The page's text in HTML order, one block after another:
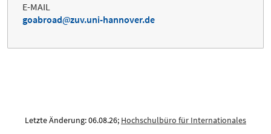
E-MAIL
goabroad
zuv.uni-hannover.de
Letzte Änderung: 06.08.26; Hochschulbüro für Internationales